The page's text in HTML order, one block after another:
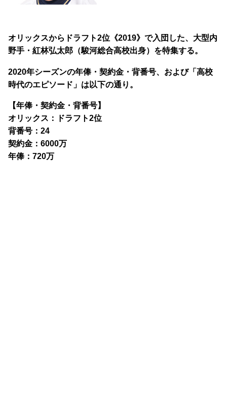
オリックスからドラフト2位《2019》で入団した、大型内
野手・紅林弘太郎（駿河総合高校出身）を特集する。
2020年シーズンの年俸・契約金・背番号、および「高校
時代のエピソード」は以下の通り。
【年俸・契約金・背番号】
オリックス：ドラフト2位
背番号：24
契約金：6000万
年俸：720万